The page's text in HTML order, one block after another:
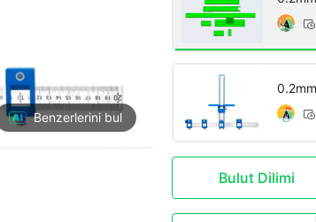
Benzerlerini bul


Bulut Dilimi